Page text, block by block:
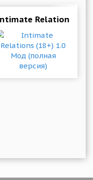
0.51 Мод
Relations